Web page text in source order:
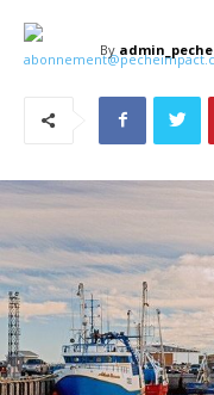
By admin_peche